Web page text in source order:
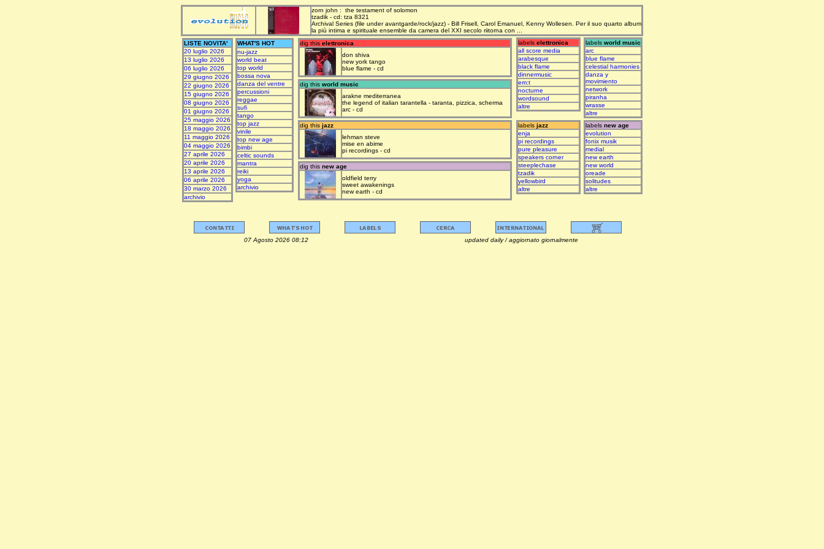
zorn john : the testament of solomon
tzadik - cd: tza 8321
Archival Series (file under avantgarde/rock/jazz) - Bill Frisell, Carol Emanuel, Kenny Wollesen. Per il suo quarto album
la più intima e spirituale ensemble da camera del XXI secolo riitorna con ...
LISTE NOVITA'
20 luglio 2026
13 luglio 2026
06 luglio 2026
29 giugno 2026
22 giugno 2026
15 giugno 2026
08 giugno 2026
01 giugno 2026
25 maggio 2026
18 maggio 2026
11 maggio 2026
04 maggio 2026
27 aprile 2026
20 aprile 2026
13 aprile 2026
06 aprile 2026
30 marzo 2026
archivio
WHAT'S HOT
nu-jazz
world beat
top world
bossa nova
danza del ventre
percussioni
reggae
sufi
tango
top jazz
vinile
top new age
bimbi
celtic sounds
mantra
reiki
yoga
archivio
dig this elettronica
don shiva
new york tango
blue flame - cd
dig this world music
arakne mediterranea
the legend of italian tarantella - taranta, pizzica, scherma
arc - cd
dig this jazz
lehman steve
mise en abime
pi recordings - cd
dig this new age
oldfield terry
sweet awakenings
new earth - cd
labels elettronica
all score media
arabesque
black flame
dinnermusic
em:t
nocturne
wordsound
altre
labels world music
arc
blue flame
celestial harmonies
danza y
movimiento
network
piranha
wrasse
altre
labels jazz
enja
pi recordings
pure pleasure
speakers corner
steeplechase
tzadik
yellowbird
altre
labels new age
evolution
fonix musik
medial
new earth
new world
oreade
solitudes
altre
07 Agosto 2026 08:12 updated daily / aggiornato giornalmente